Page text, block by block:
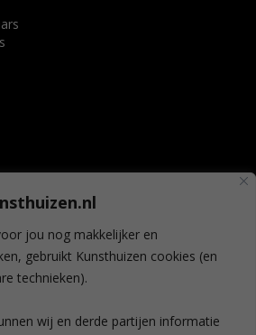
jou nog makkelijker en
gebruikt Kunsthuizen cookies (en
technieken).
wij en derde partijen informatie